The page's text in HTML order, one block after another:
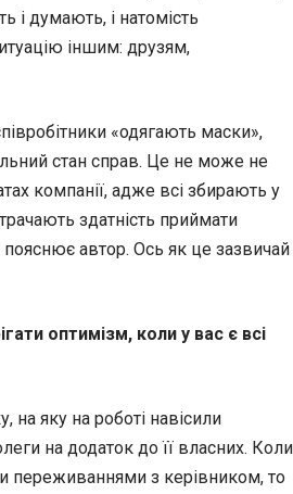
і думають, і натомість
іншим: друзям,
«одягають маски»,
стан справ. Це не може не
компанії, адже всі збирають у
здатність приймати
автор. Ось як це зазвичай
оптимізм, коли у вас є всі
на яку на роботі навісили
на додаток до її власних. Коли
переживаннями з керівником, то